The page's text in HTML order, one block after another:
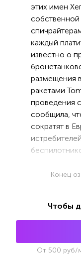
этих имен
каждый
известно о
размещения
ракетами
проведения
сообщила,
сократят в
Конец
Чтобы
От 500 руб/